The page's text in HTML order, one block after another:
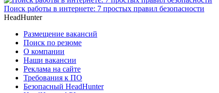
Поиск работы в интернете: 7 простых правил безопасности
HeadHunter
Размещение вакансий
Поиск по резюме
О компании
Наши вакансии
Реклама на сайте
Требования к ПО
Безопасный HeadHunter